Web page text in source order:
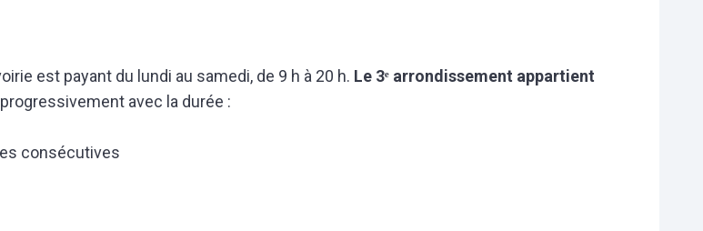
est payant du lundi au samedi, de 9 h à 20 h. Le 3ᵉ arrondissement appartient
avec la durée :
consécutives